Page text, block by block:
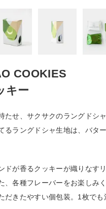
COOKIES
キー
せ、サクサクのラングドシ
るラングドシャ生地は、バタ
が香るクッキーが織りなす
、各種フレーバーをお楽しみく
だきたやすい個包装。1枚でも